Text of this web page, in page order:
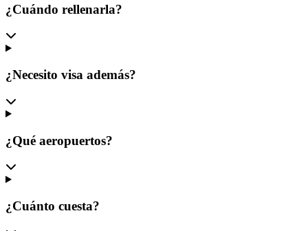
¿Cuándo rellenarla?
¿Necesito visa además?
¿Qué aeropuertos?
¿Cuánto cuesta?